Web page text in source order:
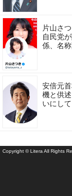
片山さ
自民党
係、名
安倍元
機と供
いにし
Copyright © Litera All Rights